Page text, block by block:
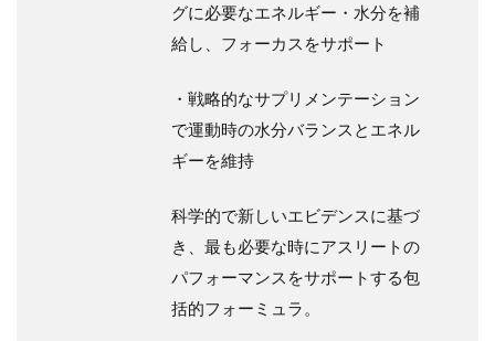
グに必要なエネルギー・水分を補
給し、フォーカスをサポート
・戦略的なサプリメンテーション
で運動時の水分バランスとエネル
ギーを維持
科学的で新しいエビデンスに基づ
き、最も必要な時にアスリートの
パフォーマンスをサポートする包
括的フォーミュラ。